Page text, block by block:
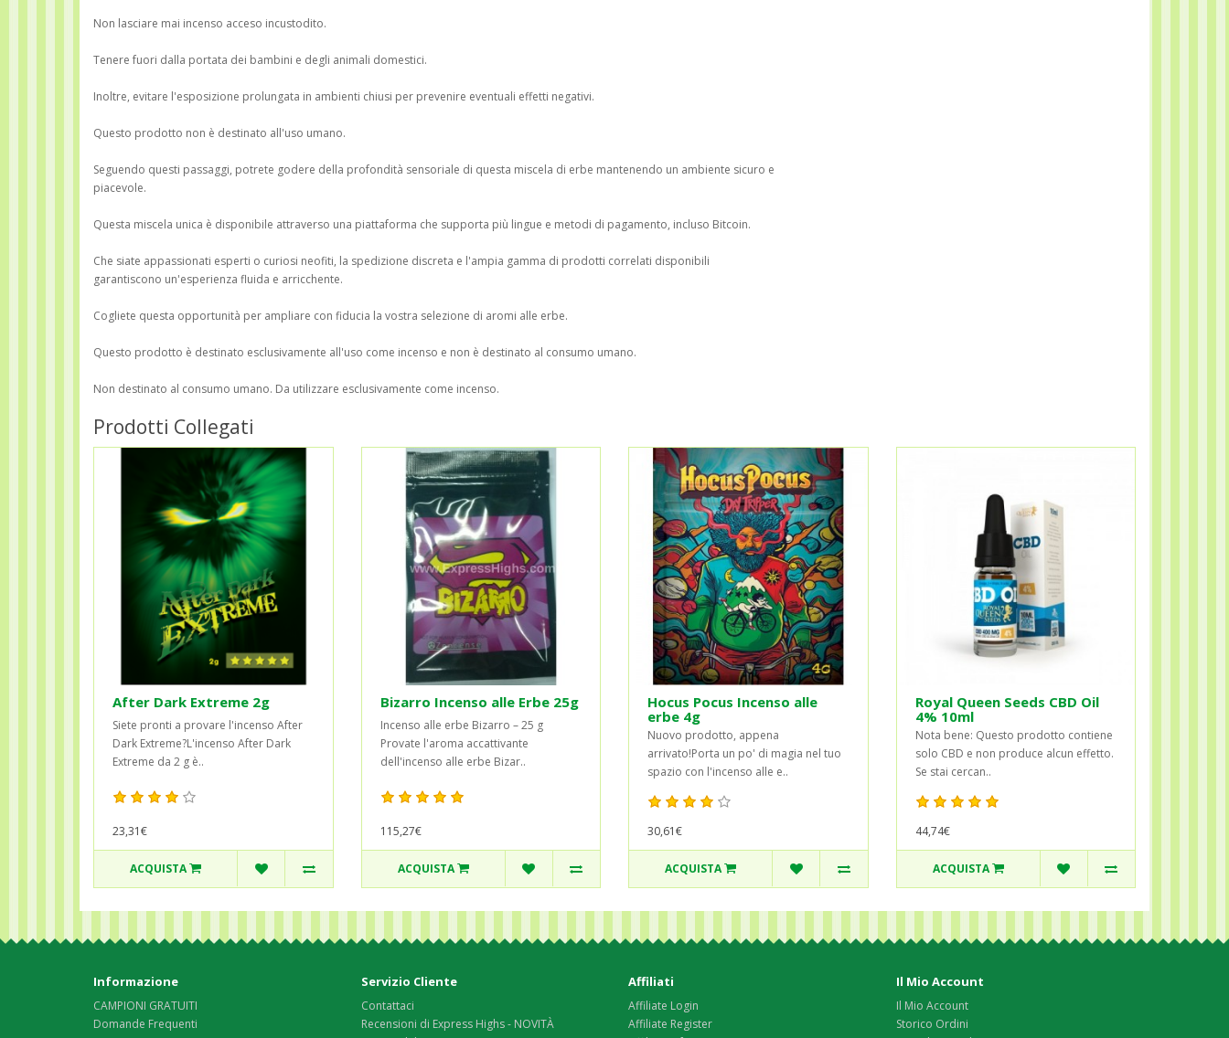
Non lasciare mai incenso acceso incustodito.
Tenere fuori dalla portata dei bambini e degli animali domestici.
Inoltre, evitare l'esposizione prolungata in ambienti chiusi per prevenire eventuali effetti negativi.
Questo prodotto non è destinato all'uso umano.
Seguendo questi passaggi, potrete godere della profondità sensoriale di questa miscela di erbe mantenendo un ambiente sicuro e
piacevole.
Questa miscela unica è disponibile attraverso una piattaforma che supporta più lingue e metodi di pagamento, incluso Bitcoin.
Che siate appassionati esperti o curiosi neofiti, la spedizione discreta e l'ampia gamma di prodotti correlati disponibili
garantiscono un'esperienza fluida e arricchente.
Cogliete questa opportunità per ampliare con fiducia la vostra selezione di aromi alle erbe.
Questo prodotto è destinato esclusivamente all'uso come incenso e non è destinato al consumo umano.
Non destinato al consumo umano. Da utilizzare esclusivamente come incenso.
Prodotti Collegati
After Dark Extreme 2g
Siete pronti a provare l'incenso After
Dark Extreme?L'incenso After Dark
Extreme da 2 g è..
23,31€
ACQUISTA
Bizarro Incenso alle Erbe 25g
Incenso alle erbe Bizarro – 25 g
Provate l'aroma accattivante
dell'incenso alle erbe Bizar..
115,27€
ACQUISTA
Hocus Pocus Incenso alle
erbe 4g
Nuovo prodotto, appena
arrivato!Porta un po' di magia nel tuo
spazio con l'incenso alle e..
30,61€
ACQUISTA
Royal Queen Seeds CBD Oil
4% 10ml
Nota bene: Questo prodotto contiene
solo CBD e non produce alcun effetto.
Se stai cercan..
44,74€
ACQUISTA
Informazione
CAMPIONI GRATUITI
Domande Frequenti
Servizio Cliente
Contattaci
Recensioni di Express Highs - NOVITÀ
Affiliati
Affiliate Login
Affiliate Register
Il Mio Account
Il Mio Account
Storico Ordini